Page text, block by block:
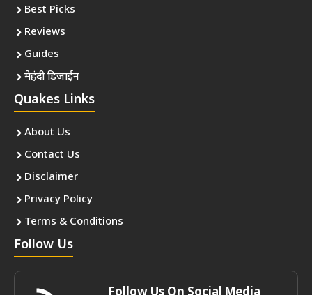
Best Picks
Reviews
Guides
मेहंदी डिजाईन
Quakes Links
About Us
Contact Us
Disclaimer
Privacy Policy
Terms & Conditions
Follow Us